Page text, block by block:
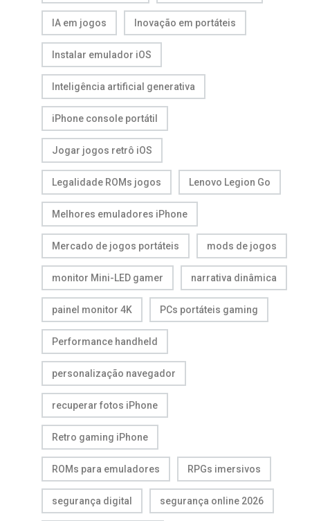
IA em jogos Inovação em portáteis
Instalar emulador iOS
Inteligência artificial generativa
iPhone console portátil
Jogar jogos retrô iOS
Legalidade ROMs jogos Lenovo Legion Go
Melhores emuladores iPhone
Mercado de jogos portáteis mods de jogos
monitor Mini-LED gamer narrativa dinâmica
painel monitor 4K PCs portáteis gaming
Performance handheld
personalização navegador
recuperar fotos iPhone
Retro gaming iPhone
ROMs para emuladores RPGs imersivos
segurança digital segurança online 2026